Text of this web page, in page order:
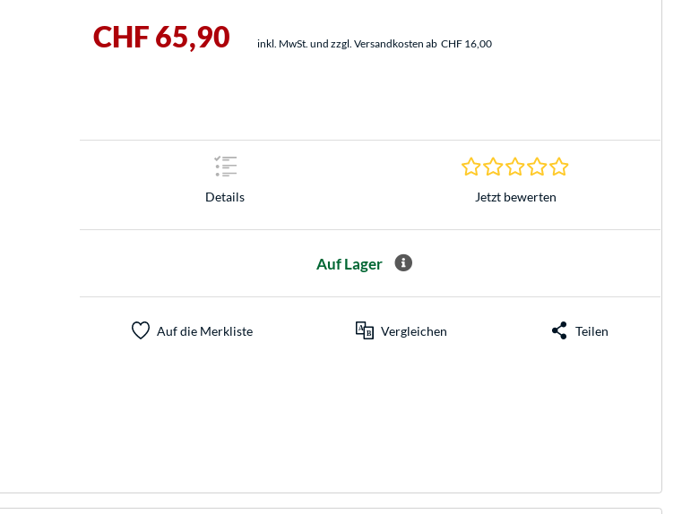
CHF 65,90 inkl. MwSt. und zzgl. Versandkosten ab CHF 16,00
Details
0.0 Sterne bei 0
Jetzt bewerten
Auf Lager
Auf die Merkliste Vergleichen Teilen